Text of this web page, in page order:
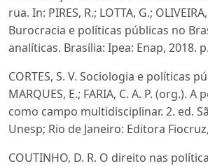
rua. In: PIRES, R.; LOTTA, G.;
Burocracia e políticas públicas no
analíticas. Brasília: Ipea: Enap, 2018.
CORTES, S. V. Sociologia e políticas
MARQUES, E.; FARIA, C. A. P. (org.).
como campo multidisciplinar. 2. ed.
Unesp; Rio de Janeiro: Editora
COUTINHO, D. R. O direito nas